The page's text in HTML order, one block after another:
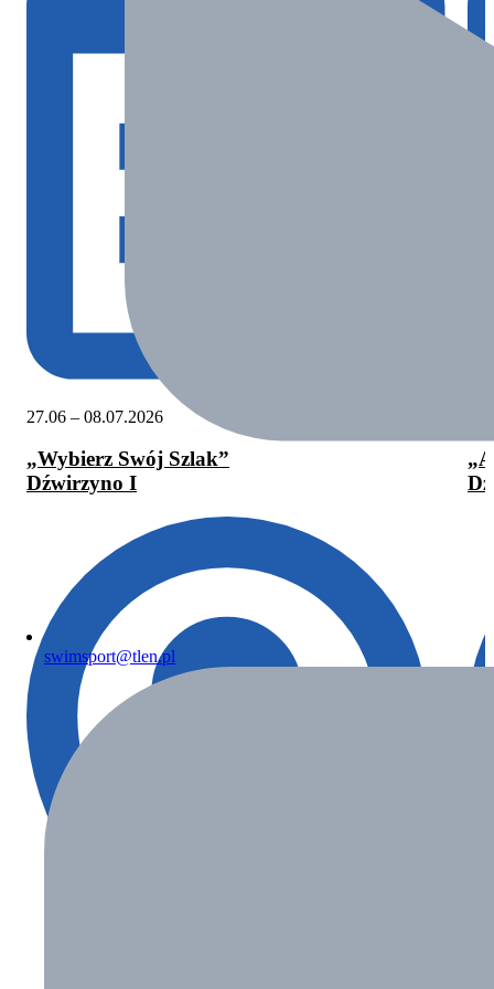
swimsport@tlen.pl
27.06 – 08.07.2026
„Wybierz Swój Szlak”
Dźwirzyno I